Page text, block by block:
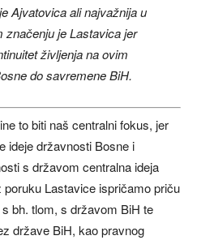
Ajvatovica ali najvažnija u
značenju je Lastavica jer
življenja na ovim
do savremene BiH.
to biti naš centralni fokus, jer
ideje državnosti Bosne i
s državom centralna ideja
Lastavice ispričamo priču
bh. tlom, s državom BiH te
države BiH, kao pravnog